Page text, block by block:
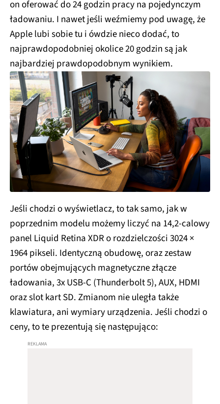
on oferować do 24 godzin pracy na pojedynczym
ładowaniu. I nawet jeśli weźmiemy pod uwagę, że
Apple lubi sobie tu i ówdzie nieco dodać, to
najprawdopodobniej okolice 20 godzin są jak
najbardziej prawdopodobnym wynikiem.
Jeśli chodzi o wyświetlacz, to tak samo, jak w
poprzednim modelu możemy liczyć na 14,2-calowy
panel Liquid Retina XDR o rozdzielczości 3024 ×
1964 pikseli. Identyczną obudowę, oraz zestaw
portów obejmujących magnetyczne złącze
ładowania, 3x USB-C (Thunderbolt 5), AUX, HDMI
oraz slot kart SD. Zmianom nie uległa także
klawiatura, ani wymiary urządzenia. Jeśli chodzi o
ceny, to te prezentują się następująco: